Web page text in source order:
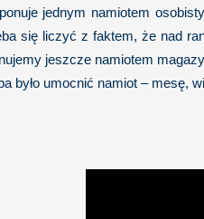
jednym namiotem
się liczyć z faktem, że nad
jeszcze namiotem
było umocnić namiot – mesę,